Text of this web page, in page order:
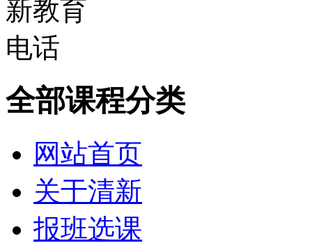
全部课程分类
网站首页
关于清新
报班选课